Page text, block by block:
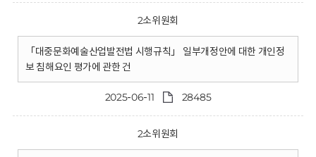
2소위원회
「대중문화예술산업발전법 시행규칙」 일부개정안에 대한 개인정
보 침해요인 평가에 관한 건
2025-06-11 28485
2소위원회